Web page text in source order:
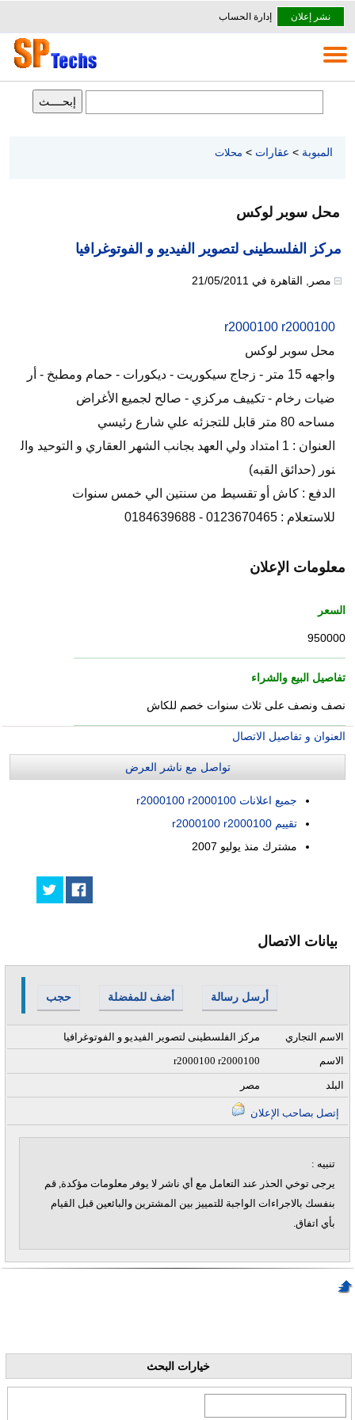
نشر إعلان إدارة الحساب
المبوبة > عقارات > محلات
محل سوبر لوكس
مركز الفلسطينى لتصوير الفيديو و الفوتوغرافيا
مصر القاهرة في 21/05/2011
r2000100 r2000100
محل سوبر لوكس
واجهه 15 متر - زجاج سيكوريت - ديكورات - حمام ومطبخ - أر
ضيات رخام - تكييف مركزي - صالح لجميع الأغراض
مساحه 80 متر قابل للتجزئه علي شارع رئيسي
العنوان : 1 امتداد ولي العهد بجانب الشهر العقاري و التوحيد وال
نور (حدائق القبه)
الدفع : كاش أو تقسيط من سنتين الي خمس سنوات
للاستعلام : 0123670465 - 0184639688
معلومات الإعلان
السعر
950000
تفاصيل البيع والشراء
نصف ونصف على ثلاث سنوات خصم للكاش
العنوان و تفاصيل الاتصال
تواصل مع ناشر العرض
جميع اعلانات r2000100 r2000100
تقييم r2000100 r2000100
مشترك منذ يوليو 2007
بيانات الاتصال
حجب أضف للمفضلة أرسل رسالة
مركز الفلسطينى لتصوير الفيديو و الفوتوغرافيا
الاسم التجاري
r2000100 r2000100
الاسم
مصر البلد
تنبيه :
يرجى توخي الحذر عند التعامل مع أي ناشر لا يوفر معلومات مؤكدة, قم
بنفسك بالاجراءات الواجبة للتمييز بين المشترين والبائعين قبل القيام
بأي اتفاق.
خيارات البحث